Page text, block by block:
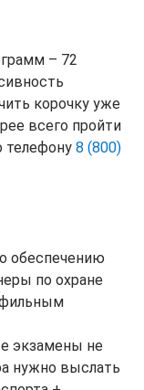
– 72
корочку уже
всего пройти
телефону 8 (800)
обеспечению
по охране
экзамены не
нужно выслать